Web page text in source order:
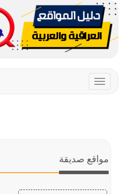
Toggle
navigation
مواقع صديقة